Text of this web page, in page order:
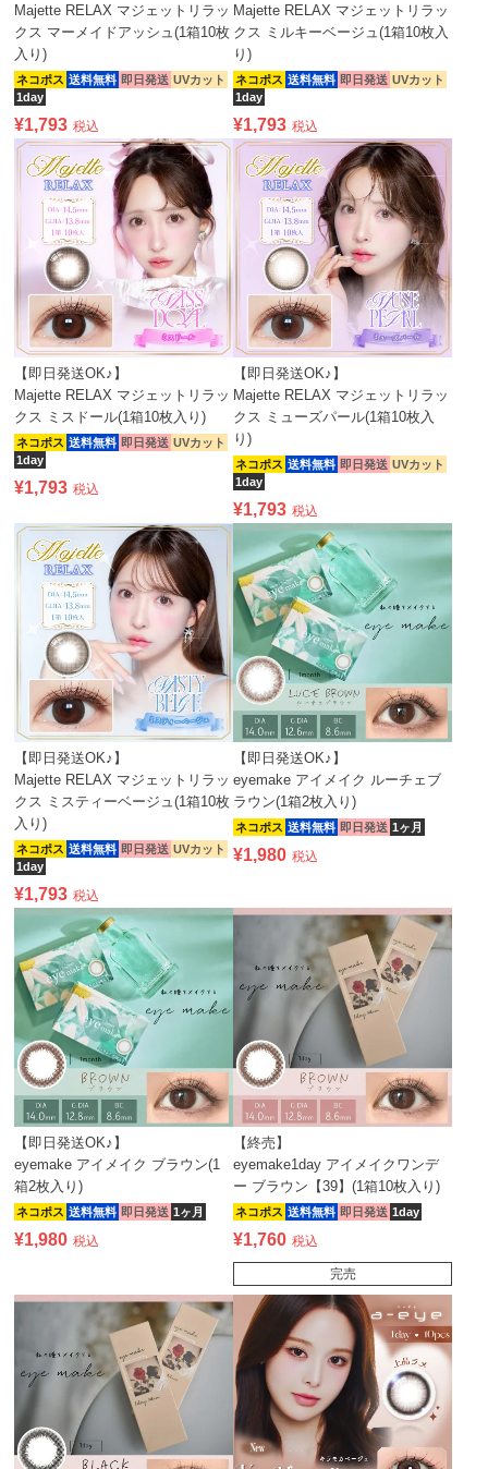
Majette RELAX マジェットリラッ
クス マーメイドアッシュ(1箱10枚
入り)
ネコポス 送料無料 即日発送 UVカット
1day
¥1,793 税込
Majette RELAX マジェットリラッ
クス ミルキーベージュ(1箱10枚入
り)
ネコポス 送料無料 即日発送 UVカット
1day
¥1,793 税込
【即日発送OK♪】
Majette RELAX マジェットリラッ
クス ミスドール(1箱10枚入り)
ネコポス 送料無料 即日発送 UVカット
1day
¥1,793 税込
【即日発送OK♪】
Majette RELAX マジェットリラッ
クス ミューズパール(1箱10枚入
り)
ネコポス 送料無料 即日発送 UVカット
1day
¥1,793 税込
【即日発送OK♪】
Majette RELAX マジェットリラッ
クス ミスティーベージュ(1箱10枚
入り)
ネコポス 送料無料 即日発送 UVカット
1day
¥1,793 税込
【即日発送OK♪】
eyemake アイメイク ルーチェブ
ラウン(1箱2枚入り)
ネコポス 送料無料 即日発送 1ヶ月
¥1,980 税込
【即日発送OK♪】
eyemake アイメイク ブラウン(1
箱2枚入り)
ネコポス 送料無料 即日発送 1ヶ月
¥1,980 税込
【終売】
eyemake1day アイメイクワンデ
ー ブラウン【39】(1箱10枚入り)
ネコポス 送料無料 即日発送 1day
¥1,760 税込
完売